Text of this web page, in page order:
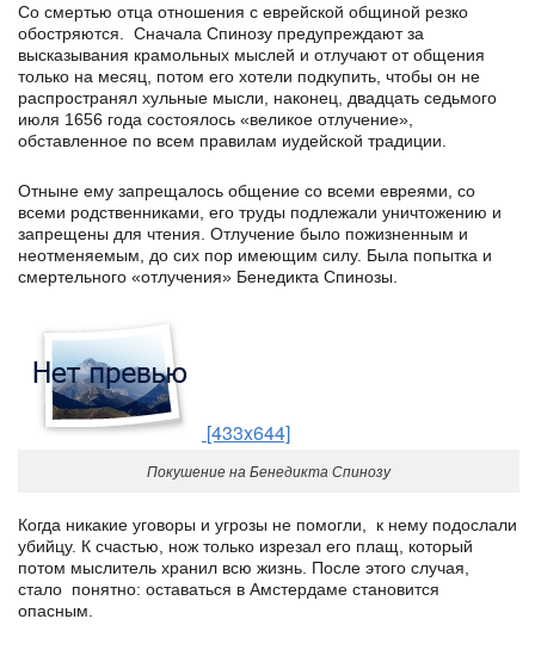
Со смертью отца отношения с еврейской общиной резко
обостряются. Сначала Спинозу предупреждают за
высказывания крамольных мыслей и отлучают от общения
только на месяц, потом его хотели подкупить, чтобы он не
распространял хульные мысли, наконец, двадцать седьмого
июля 1656 года состоялось «великое отлучение»,
обставленное по всем правилам иудейской традиции.
Отныне ему запрещалось общение со всеми евреями, со
всеми родственниками, его труды подлежали уничтожению и
запрещены для чтения. Отлучение было пожизненным и
неотменяемым, до сих пор имеющим силу. Была попытка и
смертельного «отлучения» Бенедикта Спинозы.
[433x644]
Покушение на Бенедикта Спинозу
Когда никакие уговоры и угрозы не помогли, к нему подослали
убийцу. К счастью, нож только изрезал его плащ, который
потом мыслитель хранил всю жизнь. После этого случая,
стало понятно: оставаться в Амстердаме становится
опасным.